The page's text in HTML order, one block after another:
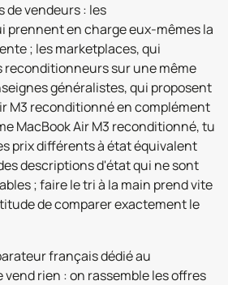
de vendeurs : les
prennent en charge eux-mêmes la
; les marketplaces, qui
sur une même
généralistes, qui proposent
M3 reconditionné en complément
MacBook Air M3 reconditionné, tu
prix différents à état équivalent
descriptions d'état qui ne sont
; faire le tri à la main prend vite
de comparer exactement le
français dédié au
rien : on rassemble les offres